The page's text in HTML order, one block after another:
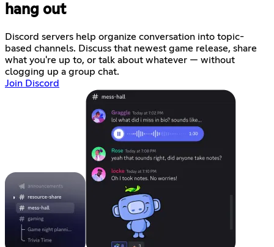
hang out
Discord servers help organize conversation into topic-
based channels. Discuss that newest game release, share
what you're up to, or talk about whatever — without
clogging up a group chat.
Join Discord